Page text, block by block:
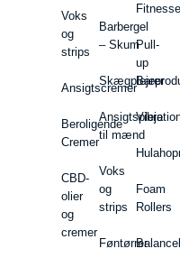
Voks
og
strips
Ansigtscremer
Beroligende
Cremer
CBD-
olier
og
cremer
Barbergel
– Skum
Ansigtspleje
til mænd
Voks
og
strips
Føntørrer
Pull-
up
Barer
Foam
Rollers